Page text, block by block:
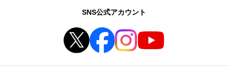
SNS公式アカウント